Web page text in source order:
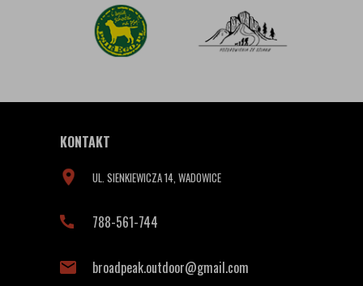
KONTAKT
UL. SIENKIEWICZA 14, WADOWICE
788-561-744
broadpeak.outdoor@gmail.com